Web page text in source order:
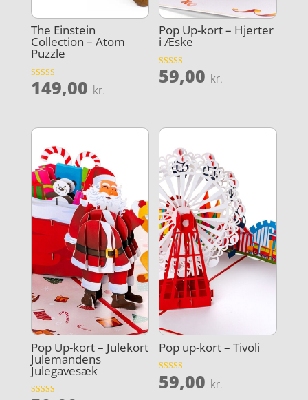
The Einstein
Collection – Atom
Puzzle
Vurderet
4.8
149,00 kr.
Pop Up-kort – Hjerter
i Æske
Vurderet
4
59,00 kr.
Pop Up-kort – Julekort
Julemandens
Julegavesæk
Pop up-kort – Tivoli
Vurderet
3.6
59,00 kr.